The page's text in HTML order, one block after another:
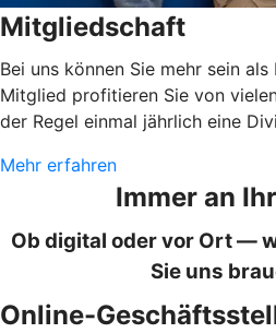
Mitgliedschaft
Bei uns können Sie mehr sein
Mitglied profitieren Sie von
der Regel einmal jährlich eine
Mehr erfahren
Immer an
Ob digital oder vor Ort —
Sie uns
Online-